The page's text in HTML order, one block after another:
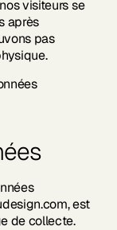
visiteurs se
après
pas
est
de collecte.